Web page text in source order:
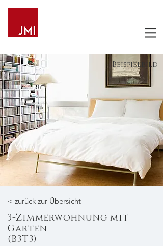
Beispielbild
3-Zimmerwohnung mit
Garten
(B3T3)
< zurück zur Übersicht